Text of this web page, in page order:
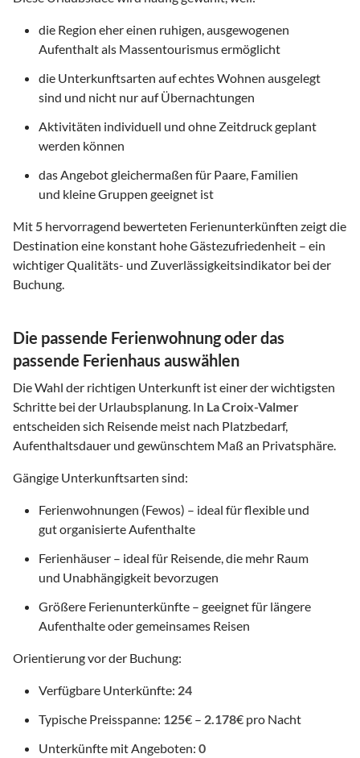
die Region eher einen ruhigen, ausgewogenen
Aufenthalt als Massentourismus ermöglicht
die Unterkunftsarten auf echtes Wohnen ausgelegt
sind und nicht nur auf Übernachtungen
Aktivitäten individuell und ohne Zeitdruck geplant
werden können
das Angebot gleichermaßen für Paare, Familien
und kleine Gruppen geeignet ist
Mit 5 hervorragend bewerteten Ferienunterkünften zeigt die
Destination eine konstant hohe Gästezufriedenheit – ein
wichtiger Qualitäts- und Zuverlässigkeitsindikator bei der
Buchung.
Die passende Ferienwohnung oder das
passende Ferienhaus auswählen
Die Wahl der richtigen Unterkunft ist einer der wichtigsten
Schritte bei der Urlaubsplanung. In La Croix-Valmer
entscheiden sich Reisende meist nach Platzbedarf,
Aufenthaltsdauer und gewünschtem Maß an Privatsphäre.
Gängige Unterkunftsarten sind:
Ferienwohnungen (Fewos) – ideal für flexible und
gut organisierte Aufenthalte
Ferienhäuser – ideal für Reisende, die mehr Raum
und Unabhängigkeit bevorzugen
Größere Ferienunterkünfte – geeignet für längere
Aufenthalte oder gemeinsames Reisen
Orientierung vor der Buchung:
Verfügbare Unterkünfte: 24
Typische Preisspanne: 125€ – 2.178€ pro Nacht
Unterkünfte mit Angeboten: 0